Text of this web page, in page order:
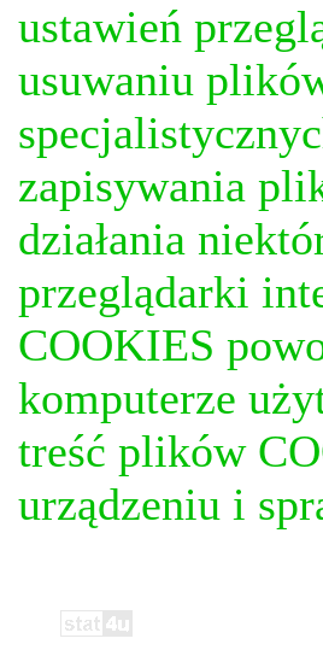
ustawień
usuwaniu
zapisywania
działania
przeglądarki
COOKIES
komputerze
treść plików
urządzeniu i